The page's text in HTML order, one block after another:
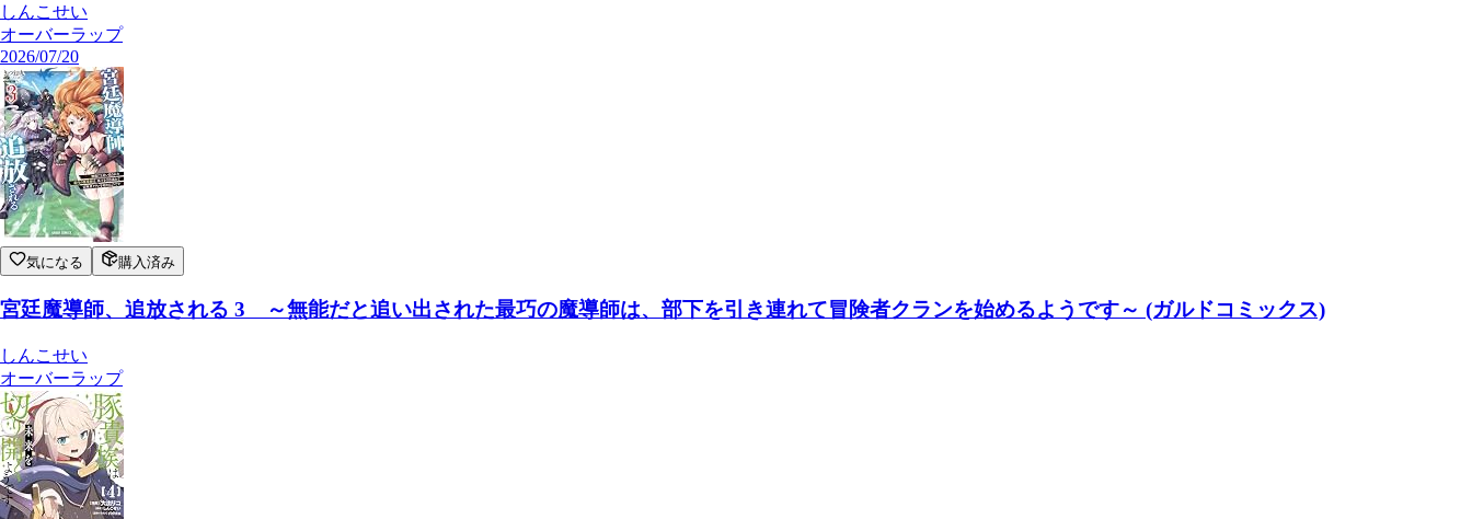
しんこせい
オーバーラップ
2026/07/20
気になる 購入済み
宮廷魔導師、追放される 3 ～無能だと追い出された最巧の魔導師は、部下を引き連れて冒険者クランを始めるようです～ (ガルドコミックス)
しんこせい
オーバーラップ